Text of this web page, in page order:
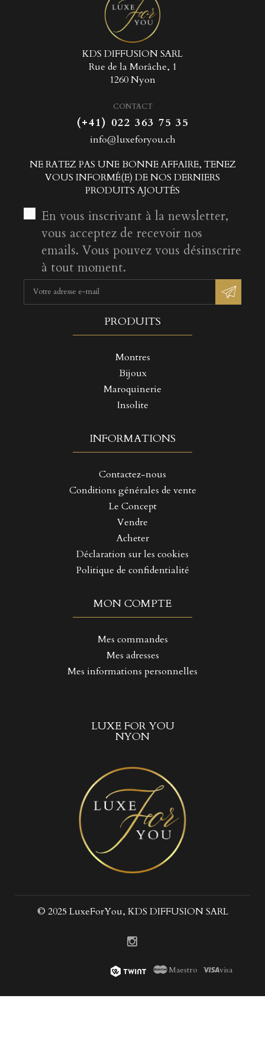
KDS DIFFUSION SARL
Rue de la Morâche, 1
1260 Nyon
CONTACT
(+41) 022 363 75 35
info@luxeforyou.ch
NE RATEZ PAS UNE BONNE AFFAIRE, TENEZ
VOUS INFORMÉ(E) DE NOS DERNIERS
PRODUITS AJOUTÉS
En vous inscrivant à la newsletter,
vous acceptez de recevoir nos
emails. Vous pouvez vous désinscrire
à tout moment.
PRODUITS
Montres
Bijoux
Maroquinerie
Insolite
INFORMATIONS
Contactez-nous
Conditions générales de vente
Le Concept
Vendre
Acheter
Déclaration sur les cookies
Politique de confidentialité
MON COMPTE
Mes commandes
Mes adresses
Mes informations personnelles
LUXE FOR YOU
NYON
© 2025 LuxeForYou, KDS DIFFUSION SARL
Maestro visa